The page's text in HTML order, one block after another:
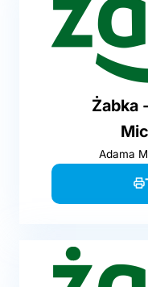
Żabka
Adama